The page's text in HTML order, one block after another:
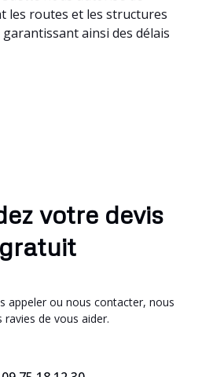
les routes et les structures
garantissant ainsi des délais
votre devis
gratuit
appeler ou nous contacter, nous
ravies de vous aider.